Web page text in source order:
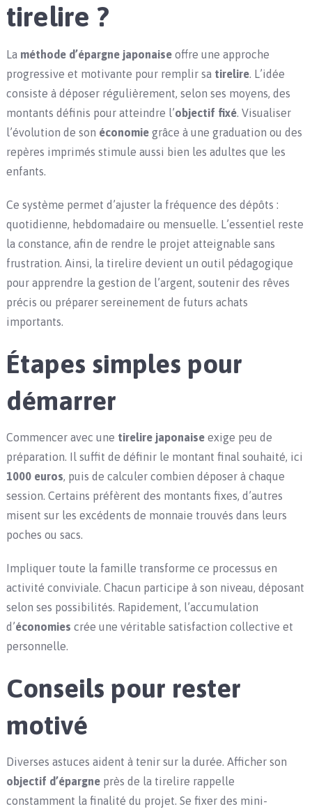
tirelire ?
La méthode d’épargne japonaiseoffre une approche
progressive et motivante pour remplir sa tirelire. L’idée
consiste à déposer régulièrement, selon ses moyens, des
montants définis pour atteindre l’objectif fixé. Visualiser
l’évolution de son économiegrâce à une graduation ou des
repères imprimés stimule aussi bien les adultes que les
enfants.
Ce système permet d’ajuster la fréquence des dépôts :
quotidienne, hebdomadaire ou mensuelle. L’essentiel reste
la constance, afin de rendre le projet atteignable sans
frustration. Ainsi, la tirelire devient un outil pédagogique
pour apprendre la gestion de l’argent, soutenir des rêves
précis ou préparer sereinement de futurs achats
importants.
Étapes simples pour
démarrer
Commencer avec une tirelire japonaiseexige peu de
préparation. Il suffit de définir le montant final souhaité, ici
1000 euros, puis de calculer combien déposer à chaque
session. Certains préfèrent des montants fixes, d’autres
misent sur les excédents de monnaie trouvés dans leurs
poches ou sacs.
Impliquer toute la famille transforme ce processus en
activité conviviale. Chacun participe à son niveau, déposant
selon ses possibilités. Rapidement, l’accumulation
d’économies crée une véritable satisfaction collective et
personnelle.
Conseils pour rester
motivé
Diverses astuces aident à tenir sur la durée. Afficher son
objectif d’épargneprès de la tirelire rappelle
constamment la finalité du projet. Se fixer des mini-